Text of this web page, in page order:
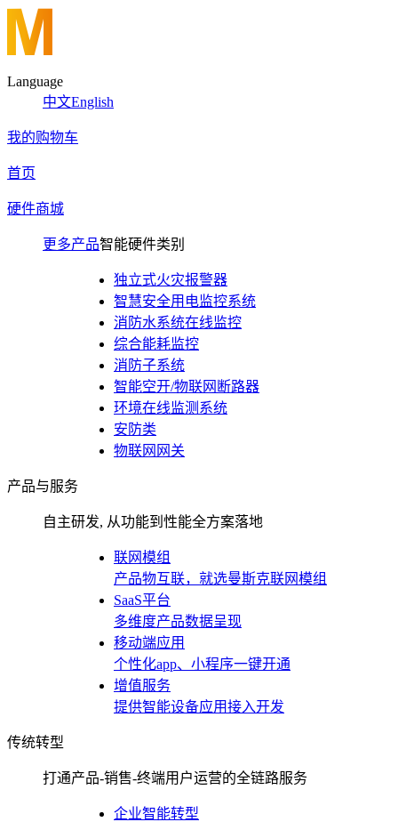
Language
中文English
我的购物车
首页
硬件商城
更多产品智能硬件类别
独立式火灾报警器
智慧安全用电监控系统
消防水系统在线监控
综合能耗监控
消防子系统
智能空开/物联网断路器
环境在线监测系统
安防类
物联网网关
产品与服务
自主研发, 从功能到性能全方案落地
联网模组
产品物互联，就选曼斯克联网模组
SaaS平台
多维度产品数据呈现
移动端应用
个性化app、小程序一键开通
增值服务
提供智能设备应用接入开发
传统转型
打通产品-销售-终端用户运营的全链路服务
企业智能转型